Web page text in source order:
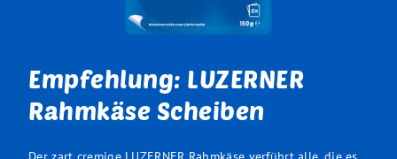
Empfehlung: LUZERNER
Rahmkäse Scheiben